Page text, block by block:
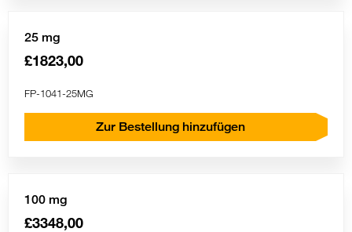
25 mg
£1823,00
FP-1041-25MG
Zur Bestellung hinzufügen
100 mg
£3348,00